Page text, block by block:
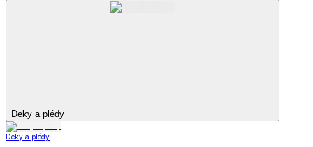
Deky a plédy
Deky a plédy